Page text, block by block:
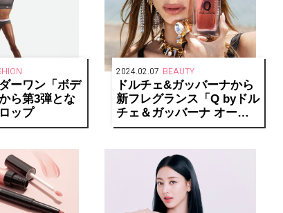
ーワン「ボデ
ら第3弾とな
ップ
2024.02.07 BEAUTY
ドルチェ&ガッバーナから
新フレグランス「Q byドル
チェ＆ガッバーナ オード
パルファム」が誕生